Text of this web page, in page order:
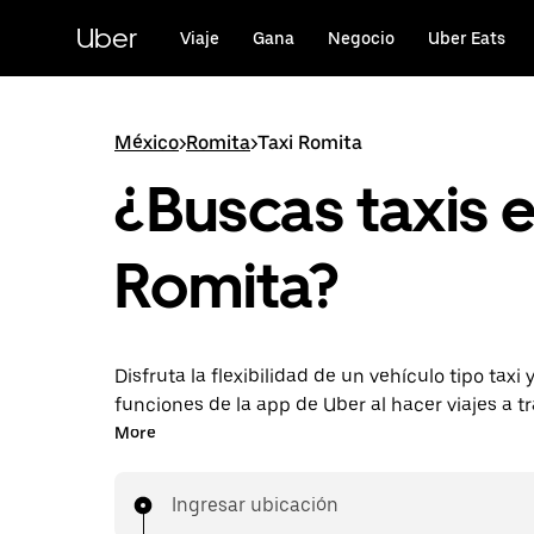
contenido
principal
Uber Viaje Gana Negocio Uber Eats
México>Romita>Taxi Romita
¿Buscas taxis
Romita?
Disfruta la flexibilidad de un vehículo tipo taxi
funciones de la app de Uber al hacer viajes a
UberX en Romita. Puedes solicitar viajes de
para conseguir tarifas por adelantado
cada viaje.
More
Ingresar ubicación